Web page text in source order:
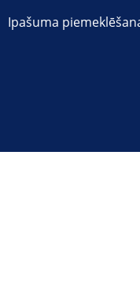
Ipašuma